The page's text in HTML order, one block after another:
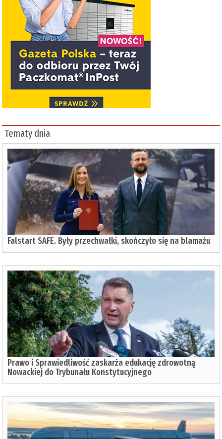
Tematy dnia
Falstart SAFE. Były przechwałki, skończyło się na blamażu
Prawo i Sprawiedliwość zaskarża edukację zdrowotną
Nowackiej do Trybunału Konstytucyjnego